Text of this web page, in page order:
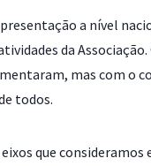
a nível
da
mas com o
todos.
que consideramos